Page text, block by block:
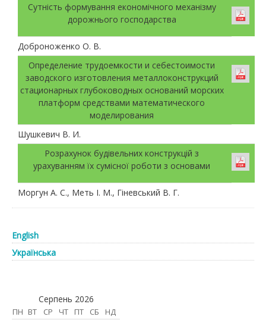
Сутність формування економічного механізму
дорожнього господарства
Доброноженко О. В.
Определение трудоемкости и себестоимости
заводского изготовления металлоконструкций
стационарных глубоководных оснований морских
платформ средствами математического
моделирования
Шушкевич В. И.
Розрахунок будівельних конструкцій з
урахуванням їх сумісної роботи з основами
Моргун А. С., Меть І. М., Гіневський В. Г.
English
Українська
Серпень 2026
ПН ВТ СР ЧТ ПТ СБ НД